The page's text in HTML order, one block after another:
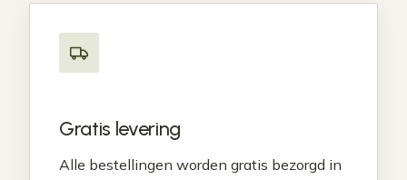
Gratis levering
Alle bestellingen worden gratis bezorgd in